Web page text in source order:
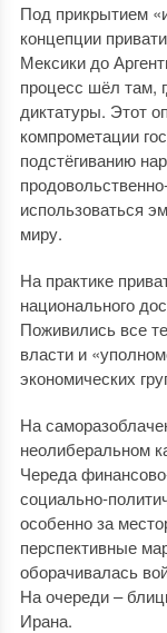
Под прикрытием
концепции
Мексики до
процесс шёл там,
диктатуры. Этот
компрометации
подстёгиванию
использоваться
миру.
На практике
национального
Поживились все
власти и
экономических
На
неолиберальном
Череда
социально-
особенно за
перспективные
оборачивалась
На очереди –
Ирана.